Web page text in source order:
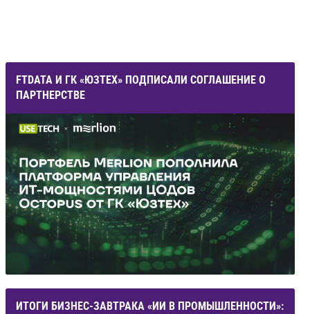
FTDATA И ГК «ЮЗТЕХ» ПОДПИСАЛИ СОГЛАШЕНИЕ О
ПАРТНЕРСТВЕ
ИТОГИ БИЗНЕС-ЗАВТРАКА «ИИ В ПРОМЫШЛЕННОСТИ»: